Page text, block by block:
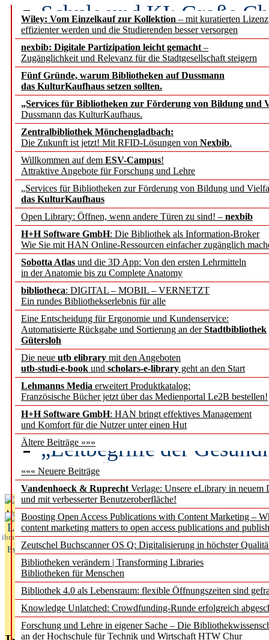
Wiley: Vom Einzelkauf zur Kollektion – mit kuratierten
effizienter werden und die Studierenden besser versorgen
nexbib: Digitale Partizipation leicht gemacht –
Zugänglichkeit und Relevanz für die Stadtgesellschaft steigern
Fünf Gründe, warum Bibliotheken auf Dussmann
das KulturKaufhaus setzen sollten.
„Services für Bibliotheken zur Förderung von Bildung und
Dussmann das KulturKaufhaus.
Zentralbibliothek Mönchengladbach:
Die Zukunft ist jetzt! Mit RFID-Lösungen von Nexbib.
Willkommen auf dem ESV-Campus!
Attraktive Angebote für Forschung und Lehre
„Services für Bibliotheken zur Förderung von Bildung und
das KulturKaufhaus
Open Library: Öffnen, wenn andere Türen zu sind! – nexbib
H+H Software GmbH: Die Bibliothek als Information-Broker
Wie Sie mit HAN Online-Ressourcen einfacher zugänglich
Sobotta Atlas und die 3D App: Von den ersten Lehrmitteln
in der Anatomie bis zu Complete Anatomy
bibliotheca: DIGITAL – MOBIL – VERNETZT
Ein rundes Bibliothekserlebnis für alle
Eine Entscheidung für Ergonomie und Kundenservice:
Automatisierte Rückgabe und Sortierung an derStadtbibliothek
Gütersloh
Die neue utb elibrary mit den Angeboten
utb-studi-e-book und scholars-e-library geht an den Start
Lehmanns Media erweitert Produktkatalog:
Französische Bücher jetzt über das Medienportal Le2B bestellen!
H+H Software GmbH: HAN bringt effektives Management
und Komfort für die Nutzer unter einen Hut
Ältere Beiträge »»»
««« Neuere Beiträge
Vandenhoeck & Ruprecht Verlage: Unsere eLibrary in neuem
und mit verbesserter Benutzeroberfläche!
Boosting Open Access Publications with Content Marketing –
content marketing matters to open access publications and
Zeutschel Buchscanner OS Q: Digitalisierung in höchster
Bibliotheken verändern | Transforming Libraries
Bibliotheken für Menschen
Bibliothek 4.0 als Lebensraum: flexible Öffnungszeiten sind
Knowledge Unlatched: Crowdfunding-Runde erfolgreich
Forschung und Lehre in eigener Sache – Die
an der Hochschule für Technik und Wirtschaft HTW Chur
Schule und KI: Große
Voraussetzungen
Erfolgreiches erstes
Segment Research –
angepasst
konstruktiv!
Mohr Siebeck
und die Zeitschrift für
Francke Attempto
EBSCO Information
Recherchefunktionen in
Sorbisches Institut neu
Geschichte und
Künstliche Intelligenz
besser zu verstehen
„Leitbegriffe der
des BIÖG erscheinen
Aktuelles aus
L
ibrary
Essentials